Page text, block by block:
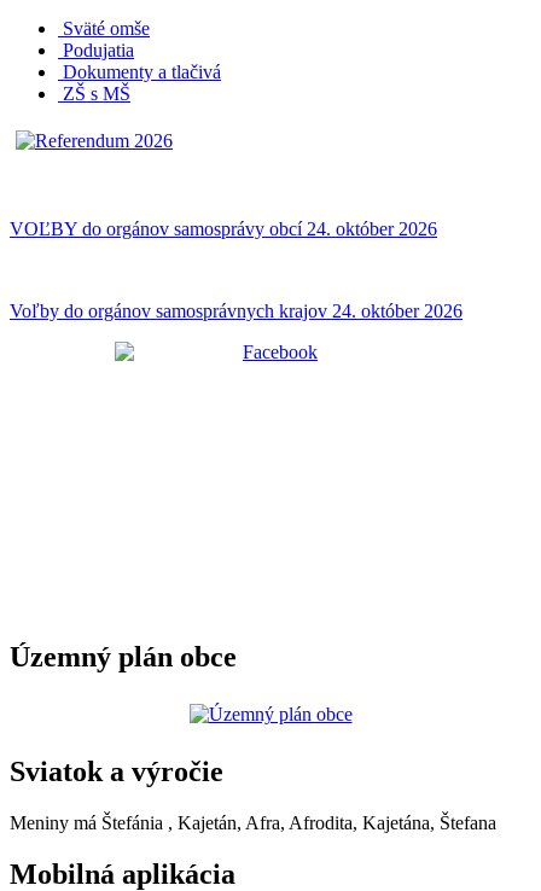
Sväté omše
Podujatia
Dokumenty a tlačivá
ZŠ s MŠ
VOĽBY do orgánov samosprávy obcí 24. október 2026
Voľby do orgánov samosprávnych krajov 24. október 2026
Územný plán obce
Sviatok a výročie
Meniny má Štefánia , Kajetán, Afra, Afrodita, Kajetána, Štefana
Mobilná aplikácia